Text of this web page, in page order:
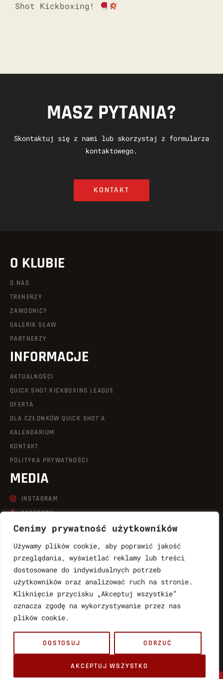
Cenimy prywatność użytkowników
Używamy plików cookie, aby poprawić jakość
przeglądania, wyświetlać reklamy lub treści
dostosowane do indywidualnych potrzeb
użytkowników oraz analizować ruch na stronie.
Kliknięcie przycisku „Akceptuj wszystkie”
oznacza zgodę na wykorzystywanie przez nas
plików cookie.
DOSTOSUJ ODRZUĆ
AKCEPTUJ WSZYSTKO
Shot Kickboxing!
MASZ PYTANIA?
Skontaktuj się z nami lub skorzystaj z formularza
kontaktowego.
KONTAKT
O KLUBIE
O NAS
TRENERZY
ZAWODNICY
GALERIA SŁAW
PARTNERZY
INFORMACJE
AKTUALNOŚCI
QUICK SHOT KICKBOXING LEAGUE
OFERTA
DLA CZŁONKÓW QUICK SHOT'A
KALENDARIUM
KONTAKT
POLITYKA PRYWATNOŚCI
MEDIA
INSTAGRAM
FACEBOOK
LINKEDIN
YOUTUBE
KONTAKT
LUKASZ.WABNIC@QUICKSHOT.COM.PL
888764997
783061017